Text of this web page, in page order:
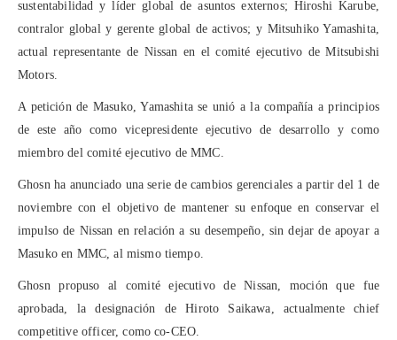
sustentabilidad y líder global de asuntos externos; Hiroshi Karube,
contralor global y gerente global de activos; y Mitsuhiko Yamashita,
actual representante de Nissan en el comité ejecutivo de Mitsubishi
Motors.
A petición de Masuko, Yamashita se unió a la compañía a principios
de este año como vicepresidente ejecutivo de desarrollo y como
miembro del comité ejecutivo de MMC.
Ghosn ha anunciado una serie de cambios gerenciales a partir del 1 de
noviembre con el objetivo de mantener su enfoque en conservar el
impulso de Nissan en relación a su desempeño, sin dejar de apoyar a
Masuko en MMC, al mismo tiempo.
Ghosn propuso al comité ejecutivo de Nissan, moción que fue
aprobada, la designación de Hiroto Saikawa, actualmente chief
competitive officer, como co-CEO.